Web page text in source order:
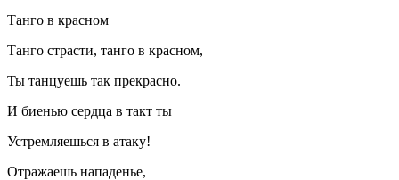
Танго в красном
Танго страсти, танго в красном,
Ты танцуешь так прекрасно.
И биенью сердца в такт ты
Устремляешься в атаку!
Отражаешь нападенье,